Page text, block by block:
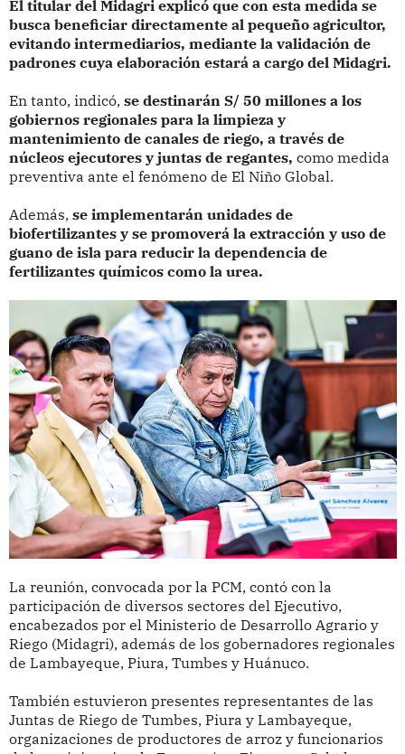
El titular del Midagri explicó que con esta medida se
busca beneficiar directamente al pequeño agricultor,
evitando intermediarios, mediante la validación de
padrones cuya elaboración estará a cargo del Midagri.
En tanto, indicó, se destinarán S/ 50 millones a los
gobiernos regionales para la limpieza y
mantenimiento de canales de riego, a través de
núcleos ejecutores y juntas de regantes, como medida
preventiva ante el fenómeno de El Niño Global.
Además, se implementarán unidades de
biofertilizantes y se promoverá la extracción y uso de
guano de isla para reducir la dependencia de
fertilizantes químicos como la urea.
La reunión, convocada por la PCM, contó con la
participación de diversos sectores del Ejecutivo,
encabezados por el Ministerio de Desarrollo Agrario y
Riego (Midagri), además de los gobernadores regionales
de Lambayeque, Piura, Tumbes y Huánuco.
También estuvieron presentes representantes de las
Juntas de Riego de Tumbes, Piura y Lambayeque,
organizaciones de productores de arroz y funcionarios